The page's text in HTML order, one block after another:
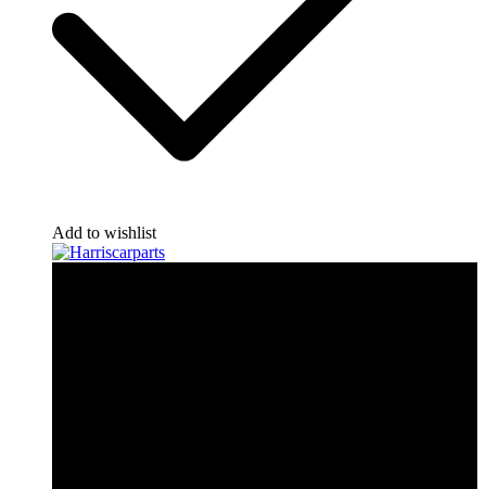
Add to wishlist